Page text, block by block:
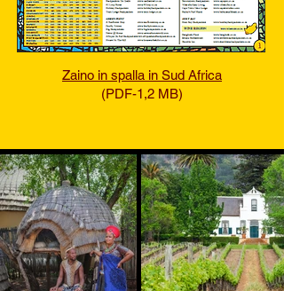
​Zaino in spalla in Sud Africa
(PDF-1,2 MB)